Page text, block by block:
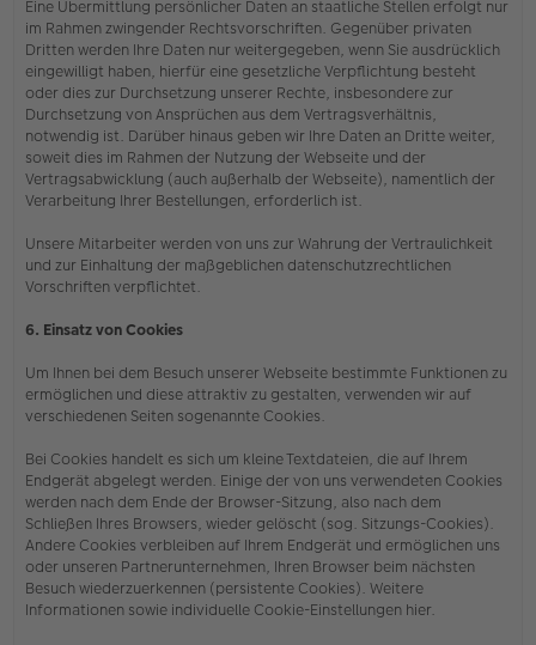
Eine Übermittlung persönlicher Daten an staatliche Stellen erfolgt nur
im Rahmen zwingender Rechtsvorschriften. Gegenüber privaten
Dritten werden Ihre Daten nur weitergegeben, wenn Sie ausdrücklich
eingewilligt haben, hierfür eine gesetzliche Verpflichtung besteht
oder dies zur Durchsetzung unserer Rechte, insbesondere zur
Durchsetzung von Ansprüchen aus dem Vertragsverhältnis,
notwendig ist. Darüber hinaus geben wir Ihre Daten an Dritte weiter,
soweit dies im Rahmen der Nutzung der Webseite und der
Vertragsabwicklung (auch außerhalb der Webseite), namentlich der
Verarbeitung Ihrer Bestellungen, erforderlich ist.
Unsere Mitarbeiter werden von uns zur Wahrung der Vertraulichkeit
und zur Einhaltung der maßgeblichen datenschutzrechtlichen
Vorschriften verpflichtet.
6. Einsatz von Cookies
Um Ihnen bei dem Besuch unserer Webseite bestimmte Funktionen zu
ermöglichen und diese attraktiv zu gestalten, verwenden wir auf
verschiedenen Seiten sogenannte Cookies.
Bei Cookies handelt es sich um kleine Textdateien, die auf Ihrem
Endgerät abgelegt werden. Einige der von uns verwendeten Cookies
werden nach dem Ende der Browser-Sitzung, also nach dem
Schließen Ihres Browsers, wieder gelöscht (sog. Sitzungs-Cookies).
Andere Cookies verbleiben auf Ihrem Endgerät und ermöglichen uns
oder unseren Partnerunternehmen, Ihren Browser beim nächsten
Besuch wiederzuerkennen (persistente Cookies). Weitere
Informationen sowie individuelle Cookie-Einstellungen hier.